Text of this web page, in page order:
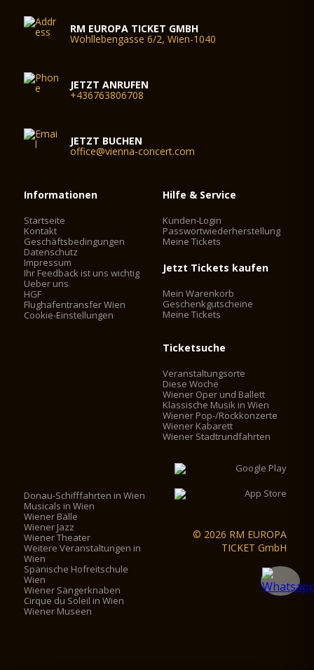
RM EUROPA TICKET GMBH
Wohllebengasse 6/2, Wien-1040
JETZT ANRUFEN
+436763806708
JETZT BUCHEN
office@vienna-concert.com
Informationen
Startseite
Kontakt
Geschäftsbedingungen
Datenschutz
Impressum
Ihr Feedback ist uns wichtig
Ueber uns
HGF
Flughafentransfer Wien
Cookie-Einstellungen
Hilfe & Service
Kunden-Login
Passwortwiederherstellung
Meine Tickets
Jetzt Tickets kaufen
Mein Warenkorb
Geschenkgutscheine
Meine Tickets
Ticketsuche
Veranstaltungsorte
Diese Woche
Wiener Oper und Ballett
Klassische Musik in Wien
Wiener Pop-/Rockkonzerte
Wiener Kabarett
Wiener Stadtrundfahrten
Donau-Schifffahrten in Wien
Musicals in Wien
Wiener Bälle
Wiener Jazz
Wiener Theater
Weitere Veranstaltungen in
Wien
Spanische Hofreitschule
Wien
Wiener Sängerknaben
Cirque du Soleil in Wien
Wiener Museen
© 2026 RM EUROPA
TICKET GmbH